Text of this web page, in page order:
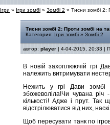
Ігри » Ігри зомбі » Зомбі 2 » Тисни зомбі 2:
Тисни зомбі 2: Проти зомбі на
Категория: Ігри зомбі » Зомбі 2
автор: player | 4-04-2015, 20:33 |
В новій захоплюючій грі
належить витримувати
Нежить у грі Дави зомбі
збожеволіла!Чи чувана
кількості! Адже і прут. Так
відстрілюватися від них,
Щоб пересувати танк по